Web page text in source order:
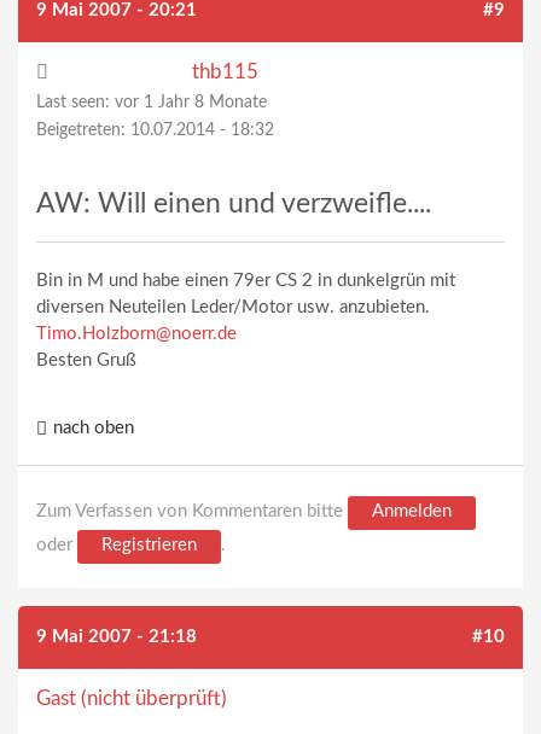
9 Mai 2007 - 20:21 #9
thb115
Last seen: vor 1 Jahr 8 Monate
Beigetreten: 10.07.2014 - 18:32
AW: Will einen und verzweifle....
Bin in M und habe einen 79er CS 2 in dunkelgrün mit
diversen Neuteilen Leder/Motor usw. anzubieten.
Timo.Holzborn@noerr.de
Besten Gruß
nach oben
Zum Verfassen von Kommentaren bitte
Anmelden
oder
Registrieren .
9 Mai 2007 - 21:18 #10
Gast (nicht überprüft)